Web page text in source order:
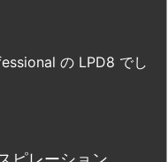
の LPD8 でし